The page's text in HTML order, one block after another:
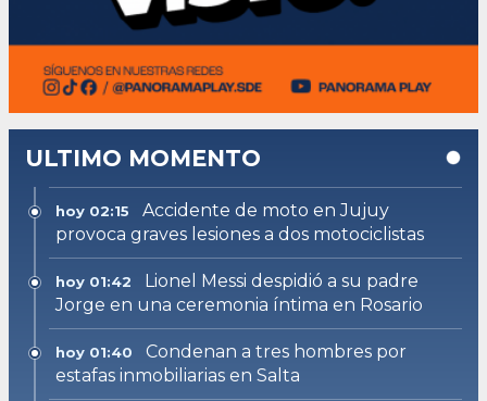
ULTIMO MOMENTO
hoy 02:15
Accidente de moto en Jujuy
provoca graves lesiones a dos motociclistas
hoy 01:42
Lionel Messi despidió a su padre
Jorge en una ceremonia íntima en Rosario
hoy 01:40
Condenan a tres hombres por
estafas inmobiliarias en Salta